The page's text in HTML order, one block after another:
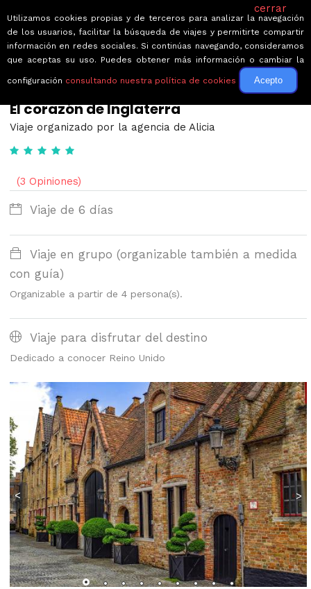
← Volver a Circuitos por Reino Unido
El corazón de Inglaterra
Viaje organizado por la agencia de Alicia
(3 Opiniones)
Viaje de 6 días
Viaje en grupo (organizable también a medida
con guía)
Organizable a partir de 4 persona(s).
Viaje para disfrutar del destino
Dedicado a conocer Reino Unido
< >
cerrar
Utilizamos cookies propias y de terceros para analizar la navegación
de los usuarios, facilitar la búsqueda de viajes y permitirte compartir
información en redes sociales. Si continúas navegando, consideramos
que aceptas su uso. Puedes obtener más información o cambiar la
configuración consultando nuestra política de cookies Acepto